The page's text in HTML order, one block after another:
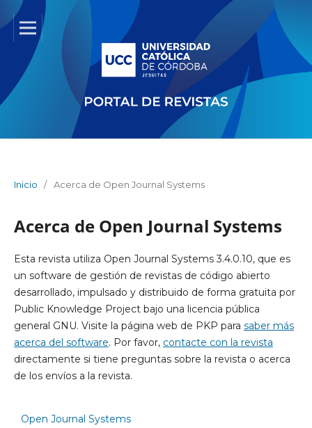
Inicio / Acerca de Open Journal Systems
Acerca de Open Journal Systems
Esta revista utiliza Open Journal Systems 3.4.0.10, que es
un software de gestión de revistas de código abierto
desarrollado, impulsado y distribuido de forma gratuita por
Public Knowledge Project bajo una licencia pública
general GNU. Visite la página web de PKP para saber más
acerca del software. Por favor, contacte con la revista
directamente si tiene preguntas sobre la revista o acerca
de los envíos a la revista.
Open Journal Systems